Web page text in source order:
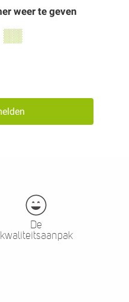
weer te geven
▒▒
De
kwaliteitsaanpak